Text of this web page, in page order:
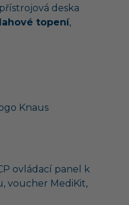
přístrojová deska
topení,
Knaus
ovládací panel k
voucher MediKit,